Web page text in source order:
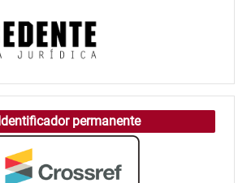
Identificador permanente